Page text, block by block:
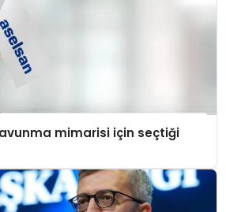
mimarisi için seçtiği